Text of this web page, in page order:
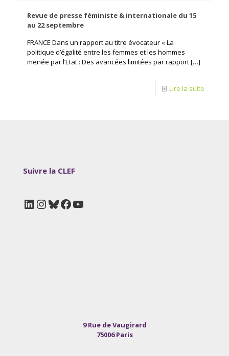
Revue de presse féministe & internationale du 15
au 22 septembre
FRANCE Dans un rapport au titre évocateur « La
politique d’égalité entre les femmes et les hommes
menée par l’Etat : Des avancées limitées par rapport[…]
Lire la suite
Suivre la CLEF
LinkedIn
Instagram
Bluesky
Facebook
YouTube
9 Rue de Vaugirard
75006 Paris